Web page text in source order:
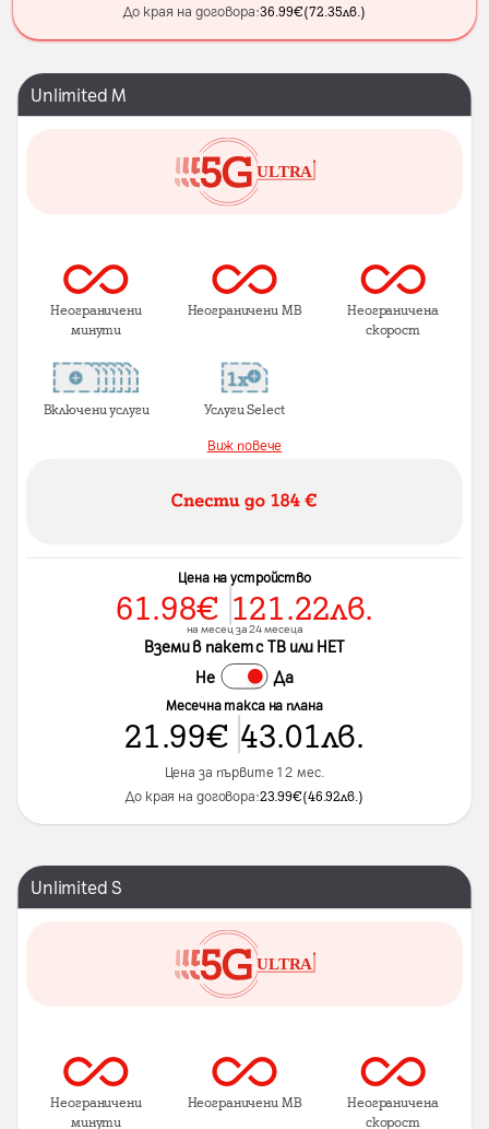
До края на договора:36.99€(72.35лв. )
Unlimited M
Неограничени
минути
Неограничени MB Неограничена
скорост
Включени услуги Услуги Select
Виж повече
Цена на устройство
61.98€ 121.22лв.
на месец за 24 месеца
Вземи в пакет с ТВ или НЕТ
Не Да
Месечна такса на плана
21.99€ 43.01лв.
Цена за първите 12 мес.
До края на договора:23.99€(46.92лв.)
Unlimited S
Неограничени
минути
Неограничени MB Неограничена
скорост